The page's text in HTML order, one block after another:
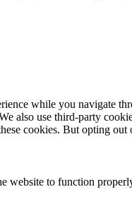
while you navigate
also use third-party
cookies. But opting
website to function